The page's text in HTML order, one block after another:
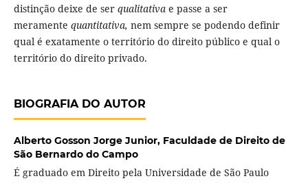
distinção deixe de ser qualitativa e passe a ser
meramente quantitativa, nem sempre se podendo definir
qual é exatamente o território do direito público e qual o
território do direito privado.
BIOGRAFIA DO AUTOR
Alberto Gosson Jorge Junior, Faculdade de Direito de
São Bernardo do Campo
É graduado em Direito pela Universidade de São Paulo